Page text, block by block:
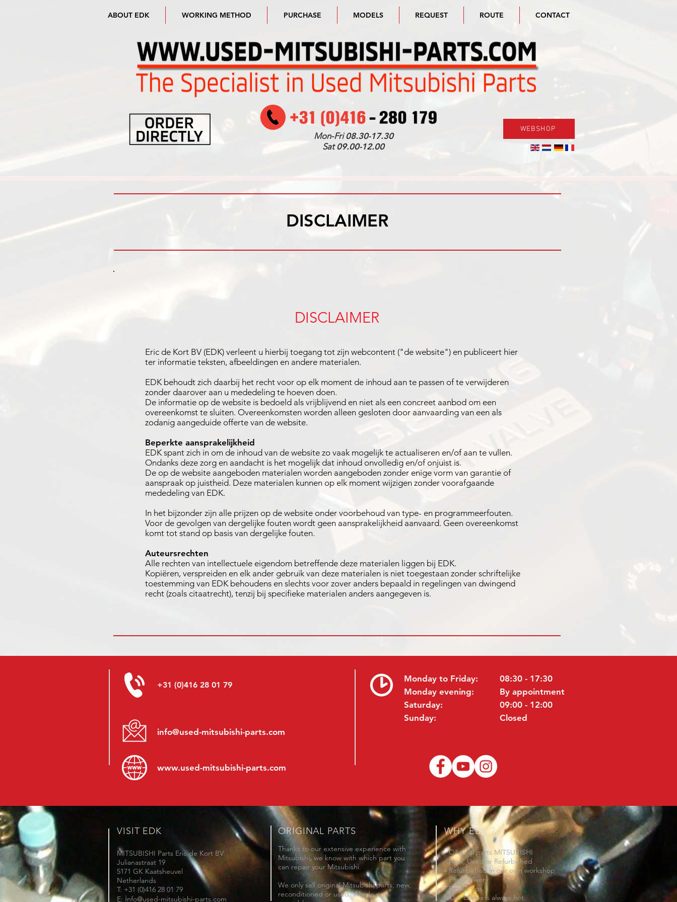
ABOUT EDK WORKING METHOD PURCHASE MODELS REQUEST ROUTE CONTACT
Mon-Fri08.30-17.30
Sat09.00-12.00
WEBSHOP
DISCLAIMER
DISCLAIMER
Eric de Kort BV (EDK) verleent u hierbij toegang tot zijn webcontent ("de website") en publiceert hier
ter informatie teksten, afbeeldingen en andere materialen.
EDK behoudt zich daarbij het recht voor op elk moment de inhoud aan te passen of te verwijderen
zonder daarover aan u mededeling te hoeven doen.
De informatie op de website is bedoeld als vrijblijvend en niet als een concreet aanbod om een
overeenkomst te sluiten. Overeenkomsten worden alleen gesloten door aanvaarding van een als
zodanig aangeduide offerte van de website.
Beperkte aansprakelijkheid
EDK spant zich in om de inhoud van de website zo vaak mogelijk te actualiseren en/of aan te vullen.
Ondanks deze zorg en aandacht is het mogelijk dat inhoud onvolledig en/of onjuist is.
De op de website aangeboden materialen worden aangeboden zonder enige vorm van garantie of
aanspraak op juistheid. Deze materialen kunnen op elk moment wijzigen zonder voorafgaande
mededeling van EDK.
In het bijzonder zijn alle prijzen op de website onder voorbehoud van type- en programmeerfouten.
Voor de gevolgen van dergelijke fouten wordt geen aansprakelijkheid aanvaard. Geen overeenkomst
komt tot stand op basis van dergelijke fouten.
Auteursrechten
Alle rechten van intellectuele eigendom betreffende deze materialen liggen bij EDK.
Kopiëren, verspreiden en elk ander gebruik van deze materialen is niet toegestaan zonder schriftelijke
toestemming van EDK behoudens en slechts voor zover anders bepaald in regelingen van dwingend
recht (zoals citaatrecht), tenzij bij specifieke materialen anders aangegeven is.
+31 (0)416 28 01 79
info@used-mitsubishi-parts.com
www.used-mitsubishi-parts.com
Monday to Friday:
Monday evening:
Saturday:
Sunday:
08:30 - 17:30
By appointment
09:00 - 12:00
Closed
VISIT EDK
MITSUBISHI Parts Eric de Kort BV
Julianastraat 19
5171 GK Kaatsheuvel
Netherlands
T: +31 (0)416 28 01 79
E: info@used-mitsubishi-parts.com
ORIGINAL PARTS
Thanks to our extensive experience with
Mitsubishi, we know with which part you
can repair your Mitsubishi.
We only sell original Mitsubishi parts, new,
reconditioned or used. We do not
WHY EDK ?
- Original parts MITSUBISHI
- New, Used or Refurbished
- Refurbished in our own workshop
- Fast delivery
- Repair tips
- Our coffee is always hot